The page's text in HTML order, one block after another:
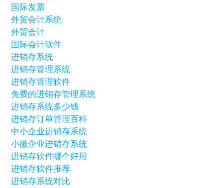
国际发票
外贸会计系统
外贸会计
国际会计软件
进销存系统
进销存管理系统
进销存管理软件
免费的进销存管理系统
进销存系统多少钱
进销存订单管理百科
中小企业进销存系统
小微企业进销存系统
进销存软件哪个好用
进销存软件推荐
进销存系统对比